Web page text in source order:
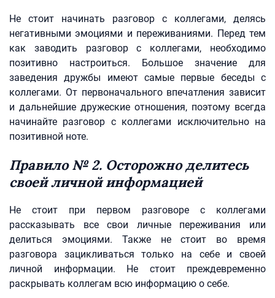
Не стоит начинать разговор с коллегами, делясь
негативными эмоциями и переживаниями. Перед тем
как заводить разговор с коллегами, необходимо
позитивно настроиться. Большое значение для
заведения дружбы имеют самые первые беседы с
коллегами. От первоначального впечатления зависит
и дальнейшие дружеские отношения, поэтому всегда
начинайте разговор с коллегами исключительно на
позитивной ноте.
Правило № 2. Осторожно делитесь
своей личной информацией
Не стоит при первом разговоре с коллегами
рассказывать все свои личные переживания или
делиться эмоциями. Также не стоит во время
разговора зацикливаться только на себе и своей
личной информации. Не стоит преждевременно
раскрывать коллегам всю информацию о себе.